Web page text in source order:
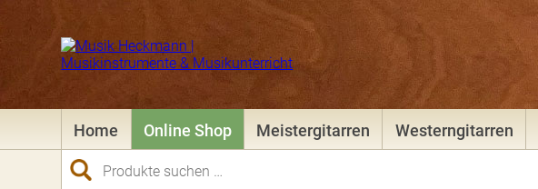
Home Online Shop Meistergitarren Westerngitarren
Suchen
nach: